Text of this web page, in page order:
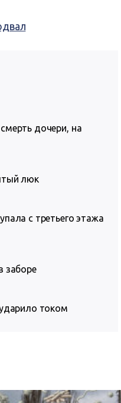
дочери, на
люк
с третьего этажа
заборе
током